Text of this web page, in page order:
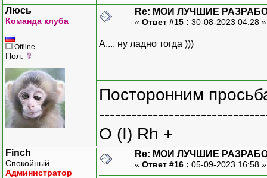
Люсь
Команда клуба
Offline
Пол:
Re: МОИ ЛУЧШИЕ
« Ответ #15 : 30-08-2023 04:28
А.... ну ладно тогда )))
Посторонним
O (I) Rh +
Finch
Спокойный
Администратор
Re: МОИ ЛУЧШИЕ
« Ответ #16 : 05-09-2023 16:58